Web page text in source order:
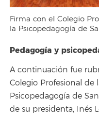
Firma con el Colegio
la Psicopedagogía de
Pedagogía y
A continuación fue
Colegio Profesional de
Psicopedagogía de
de su presidenta, Inés